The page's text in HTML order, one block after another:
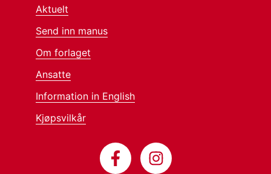
Aktuelt
Send inn manus
Om forlaget
Ansatte
Information in English
Kjøpsvilkår